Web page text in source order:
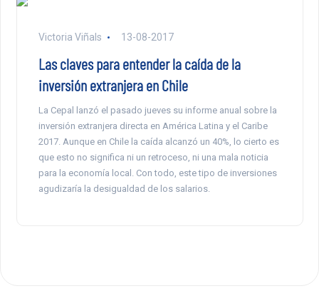
Victoria Viñals 13-08-2017
Las claves para entender la caída de la
inversión extranjera en Chile
La Cepal lanzó el pasado jueves su informe anual sobre la
inversión extranjera directa en América Latina y el Caribe
2017. Aunque en Chile la caída alcanzó un 40%, lo cierto es
que esto no significa ni un retroceso, ni una mala noticia
para la economía local. Con todo, este tipo de inversiones
agudizaría la desigualdad de los salarios.